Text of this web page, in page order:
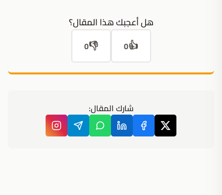
هل أعجبك هذا المقال؟
👍
0
👎
0
شارك المقال: